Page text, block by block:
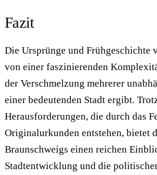
Fazit
Die Ursprünge und Frühgeschichte
von einer faszinierenden
der Verschmelzung mehrerer
einer bedeutenden Stadt ergibt.
Herausforderungen, die durch das
Originalurkunden entstehen, bietet
Braunschweigs einen reichen
Stadtentwicklung und die